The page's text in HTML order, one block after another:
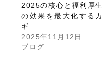
2025の核心と福利厚生
の効果を最大化するカ
ギ
2025年11月12日
ブログ